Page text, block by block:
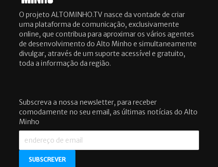
O projeto ALTOMINHO.TV nasce da vontade de criar
uma plataforma de comunicação, exclusivamente
online, que contribua para aproximar os vários agentes
de desenvolvimento do Alto Minho e simultaneamente
divulgar, através de um suporte acessível e gratuito,
toda a informação da região.
Subscreva a nossa newsletter, para receber
comodamente no seu email, as últimas notícias do Alto
Minho